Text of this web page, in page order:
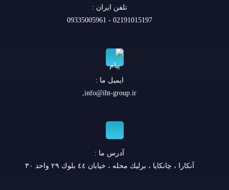
تلفن ايران :
02191015197 - 09335005961
ایمیل ما :
info@iht-group.ir
,
آدرس ما :
آنكارا ، چانكايا ، برليك محله ، خيابان ٤٤ بلوك ٢٩ واحد ٣٠